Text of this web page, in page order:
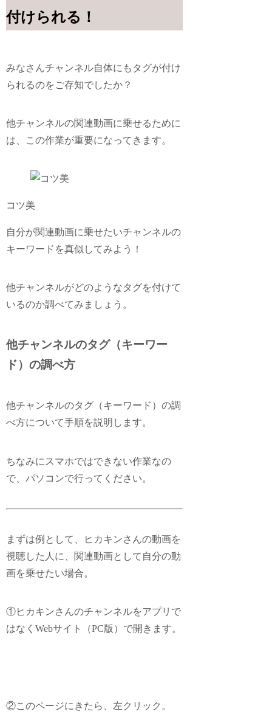
付けられる！
みなさんチャンネル自体にもタグが付け
られるのをご存知でしたか？
他チャンネルの関連動画に乗せるために
は、この作業が重要になってきます。
コツ美
自分が関連動画に乗せたいチャンネルの
キーワードを真似してみよう！
他チャンネルがどのようなタグを付けて
いるのか調べてみましょう。
他チャンネルのタグ（キーワー
ド）の調べ方
他チャンネルのタグ（キーワード）の調
べ方について手順を説明します。
ちなみにスマホではできない作業なの
で、パソコンで行ってください。
まずは例として、ヒカキンさんの動画を
視聴した人に、関連動画として自分の動
画を乗せたい場合。
①ヒカキンさんのチャンネルをアプリで
はなくWebサイト（PC版）で開きます。
②このページにきたら、左クリック。